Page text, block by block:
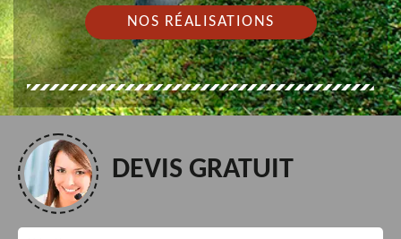
NOS RÉALISATIONS
DEVIS GRATUIT